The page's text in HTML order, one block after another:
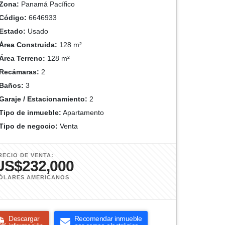
Panamá Pacífico
6646933
Usado
Construida: 128 m²
Terreno: 128 m²
2
3
/ Estacionamiento: 2
de inmueble: Apartamento
de negocio: Venta
DE VENTA:
AMERICANOS
Descargar
Recomendar inmueble